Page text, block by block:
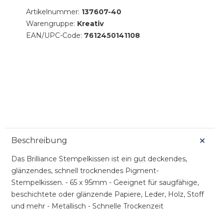
Artikelnummer: 137607-40
Warengruppe: Kreativ
EAN/UPC-Code: 7612450141108
Beschreibung
Das Brilliance Stempelkissen ist ein gut deckendes,
glänzendes, schnell trocknendes Pigment-
Stempelkissen. - 65 x 95mm - Geeignet für saugfähige,
beschichtete oder glänzende Papiere, Leder, Holz, Stoff
und mehr - Metallisch - Schnelle Trockenzeit